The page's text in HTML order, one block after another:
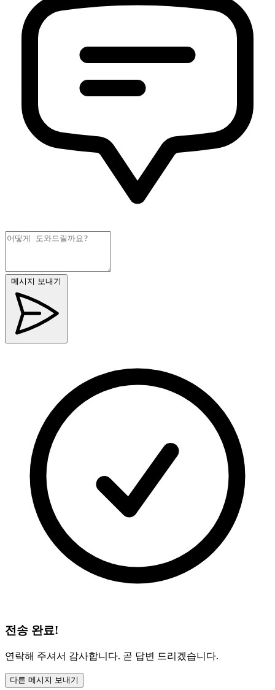
메시지 보내기
전송 완료!
연락해 주셔서 감사합니다. 곧 답변 드리겠습니다.
다른 메시지 보내기